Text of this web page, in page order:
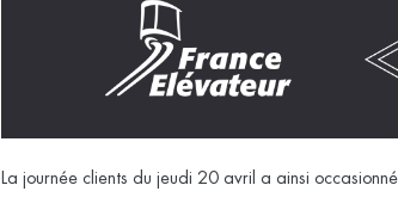
La journée clients du jeudi 20 avril a ainsi